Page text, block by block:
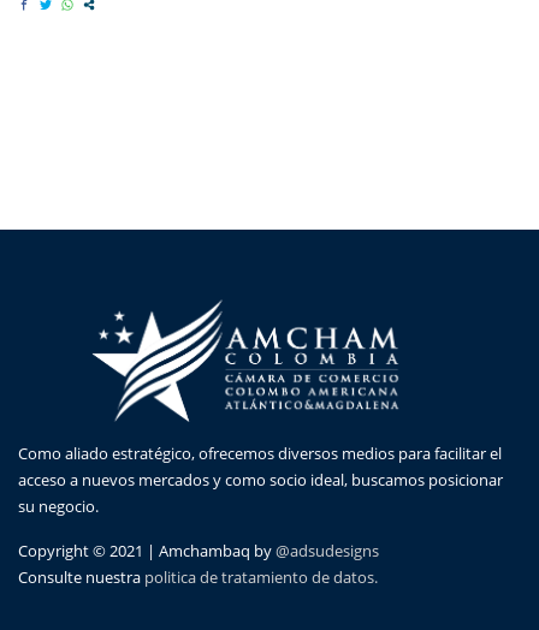
Como aliado estratégico, ofrecemos diversos medios para facilitar el
acceso a nuevos mercados y como socio ideal, buscamos posicionar
su negocio.
Copyright © 2021 | Amchambaq by@adsudesigns
Consulte nuestra politica de tratamiento de datos.